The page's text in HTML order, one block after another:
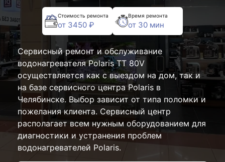
Стоимость ремонта
от 3450 ₽
Время ремонта
от 30 мин
Сервисный ремонт и обслуживание
водонагревателя Polaris TT 80V
осуществляется как с выездом на дом, так и
на базе сервисного центра Polaris в
Челябинске. Выбор зависит от типа поломки и
пожелания клиента. Сервисный центр
располагает всем нужным оборудованием для
диагностики и устранения проблем
водонагревателей Polaris.